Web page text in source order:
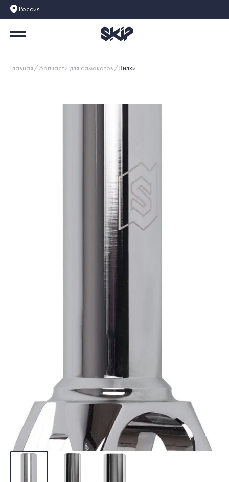
Россия
Главная Запчасти для самокатов Вилки